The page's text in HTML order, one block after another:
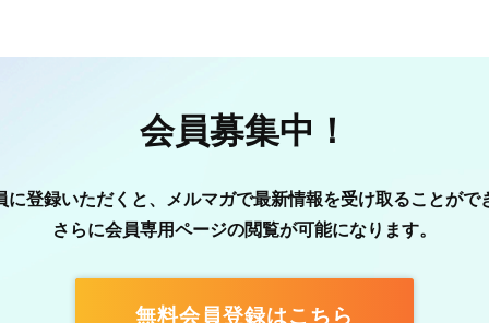
会員募集中！
に登録いただくと、メルマガで最新情報を受け取ることがで
さらに会員専用ページの閲覧が可能になります。
無料会員登録はこちら